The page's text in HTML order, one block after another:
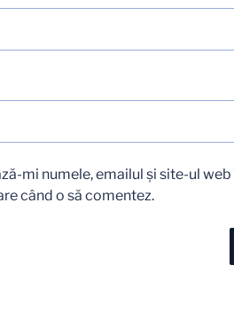
mi numele, emailul și site-ul
când o să comentez.